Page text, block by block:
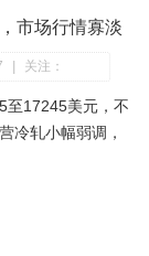
市场行情寡淡
关注：
至17245美元，不
冷轧小幅弱调，